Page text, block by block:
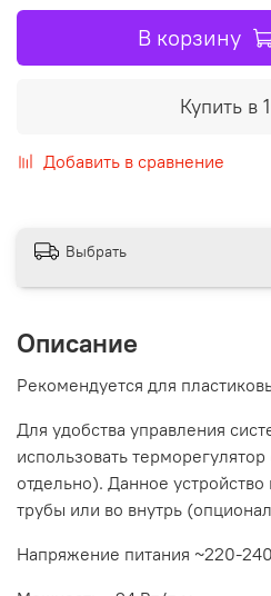
В корзину
Купить в
Добавить в сравнение
Выбрать
Описание
Рекомендуется для
Для удобства управления
использовать
отдельно). Данное
трубы или во внутрь
Напряжение питания ~220-